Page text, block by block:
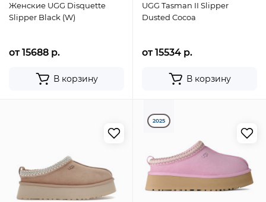
Женские UGG Disquette
Slipper Black (W)
от 15688 р.
В корзину
UGG Tasman II Slipper
Dusted Cocoa
от 15534 р.
В корзину
2025